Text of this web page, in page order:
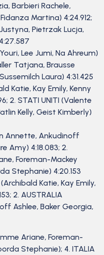
Barbieri Rachele,
Martina) 4:24.912;
Pietrzak Lucja,
Lee Jumi, Na Ahreum)
Tatjana, Brausse
Laura) 4:31.425
Katie, Kay Emily, Kenny
2. STATI UNITI (Valente
Kelly, Geist Kimberly)
Annette, Ankudinoff
Amy) 4:18.083; 2.
Foreman-Mackey
Stephanie) 4:20.153
(Archibald Katie, Kay Emily,
2. AUSTRALIA
Ashlee, Baker Georgia,
Ariane, Foreman-
Stephanie); 4. ITALIA